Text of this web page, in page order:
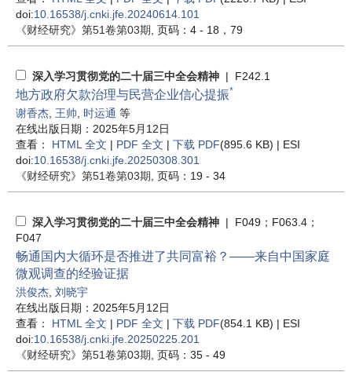
doi:10.16538/j.cnki.jfe.20240614.101
《财经研究》 第51卷第03期 , 页码：4 - 18，79
深入学习贯彻党的二十届三中全会精神 | F242.1
地方政府欠款治理与民营企业信心提振*
谢香杰 王帅 时运通 等
在线出版日期：2025年5月12日
查看： HTML 全文 | PDF 全文 | 下载 PDF(895.6 KB) | ESI
doi:10.16538/j.cnki.jfe.20250308.301
《财经研究》 第51卷第03期 , 页码：19 - 34
深入学习贯彻党的二十届三中全会精神 | F049；F063.4；
F047
畅通国内大循环是否推进了共同富裕？——来自中国家庭
微观调查的经验证据
洪俊杰 刘晓宇
在线出版日期：2025年5月12日
查看： HTML 全文 | PDF 全文 | 下载 PDF(854.1 KB) | ESI
doi:10.16538/j.cnki.jfe.20250225.201
《财经研究》 第51卷第03期 , 页码：35 - 49